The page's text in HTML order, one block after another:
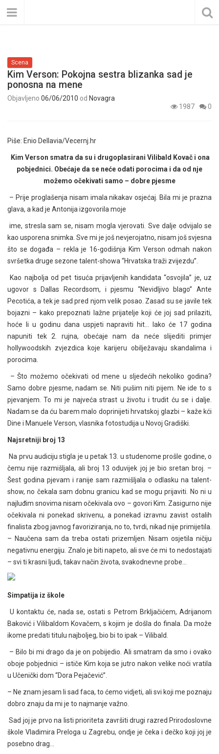
Scena
Kim Verson: Pokojna sestra blizanka sad je
ponosna na mene
Objavljeno 06/06/2010 od Novagra
1987
0
Piše: Enio Dellavia/Vecernj.hr
Kim Verson smatra da su i drugoplasirani Vilibald Kovač i ona
pobjednici. Obećaje da se neće odati porocima i da od nje
možemo očekivati samo – dobre pjesme
– Prije proglašenja nisam imala nikakav osjećaj. Bila mi je prazna
glava, a kad je Antonija izgovorila moje
ime, stresla sam se, nisam mogla vjerovati. Sve dalje odvijalo se
kao usporena snimka. Sve mi je još nevjerojatno, nisam još svjesna
što se događa – rekla je 16-godišnja Kim Verson odmah nakon
svršetka druge sezone talent-showa “Hrvatska traži zvijezdu”.
Kao najbolja od pet tisuća prijavljenih kandidata “osvojila” je, uz
ugovor s Dallas Recordsom, i pjesmu “Nevidljivo blago” Ante
Pecotića, a tek je sad pred njom velik posao. Zasad su se javile tek
bojazni – kako prepoznati lažne prijatelje koji će joj sad prilaziti,
hoće li u godinu dana uspjeti napraviti hit… Iako će 17 godina
napuniti tek 2. rujna, obećaje nam da neće slijediti primjer
hollywoodskih zvjezdica koje karijeru obilježavaju skandalima i
porocima.
– Što možemo očekivati od mene u sljedećih nekoliko godina?
Samo dobre pjesme, nadam se. Niti pušim niti pijem. Ne ide to s
pjevanjem. To mi je najveća strast u životu i trudit ću se i dalje.
Nadam se da ću barem malo doprinijeti hrvatskoj glazbi – kaže kći
Dine i Manuele Verson, vlasnika fotostudija u Novoj Gradiški.
Najsretniji broj 13
Na prvu audiciju stigla je u petak 13. u studenome prošle godine, o
čemu nije razmišljala, ali broj 13 oduvijek joj je bio sretan broj. –
Šest godina pjevam i ranije sam razmišljala o odlasku na talent-
show, no čekala sam dobnu granicu kad se mogu prijaviti. No ni u
najluđim snovima nisam očekivala ovo – govori Kim. Zasigurno nije
očekivala ni ponekad skrivenu, a ponekad izravnu zavist ostalih
finalista zbog javnog favoriziranja, no to, tvrdi, nikad nije primijetila.
– Naučena sam da treba ostati prizemljen. Nisam osjetila ničiju
negativnu energiju. Znalo je biti napeto, ali sve će mi to nedostajati
– svi ti krasni ljudi, takav način života, svakodnevne probe…
Simpatija iz škole
U kontaktu će, nada se, ostati s Petrom Brkljačićem, Adrijanom
Baković i Vilibaldom Kovačem, s kojim je došla do finala. Da može
ikome predati titulu najboljeg, bio bi to ipak – Vilibald.
– Bilo bi mi drago da je on pobijedio. Ali smatram da smo i ovako
oboje pobjednici – ističe Kim koja se jutro nakon velike noći vratila
u Učenički dom “Dora Pejačević”.
– Ne znam jesam li sad faca, to ćemo vidjeti, ali svi koji me poznaju
dobro znaju da mi je to najmanje važno.
Sad joj je prvo na listi prioriteta završiti drugi razred Prirodoslovne
škole Vladimira Preloga u Zagrebu, ondje je čeka i dečko koji joj je
posebno drag…